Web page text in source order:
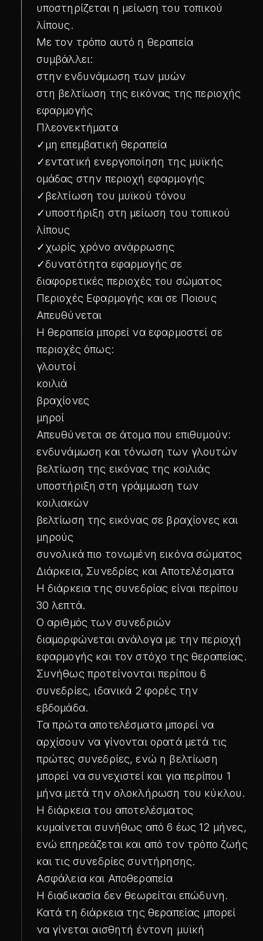
υποστηρίζεται η μείωση του τοπικού
λίπους.
Με τον τρόπο αυτό η θεραπεία
συμβάλλει:
στην ενδυνάμωση των μυών
στη βελτίωση της εικόνας της περιοχής
εφαρμογής
Πλεονεκτήματα
✓μη επεμβατική θεραπεία
✓εντατική ενεργοποίηση της μυϊκής
ομάδας στην περιοχή εφαρμογής
✓βελτίωση του μυϊκού τόνου
✓υποστήριξη στη μείωση του τοπικού
λίπους
✓χωρίς χρόνο ανάρρωσης
✓δυνατότητα εφαρμογής σε
διαφορετικές περιοχές του σώματος
Περιοχές Εφαρμογής και σε Ποιους
Απευθύνεται
Η θεραπεία μπορεί να εφαρμοστεί σε
περιοχές όπως:
γλουτοί
κοιλιά
βραχίονες
μηροί
Απευθύνεται σε άτομα που επιθυμούν:
ενδυνάμωση και τόνωση των γλουτών
βελτίωση της εικόνας της κοιλιάς
υποστήριξη στη γράμμωση των
κοιλιακών
βελτίωση της εικόνας σε βραχίονες και
μηρούς
συνολικά πιο τονωμένη εικόνα σώματος
Διάρκεια, Συνεδρίες και Αποτελέσματα
Η διάρκεια της συνεδρίας είναι περίπου
30 λεπτά.
Ο αριθμός των συνεδριών
διαμορφώνεται ανάλογα με την περιοχή
εφαρμογής και τον στόχο της θεραπείας.
Συνήθως προτείνονται περίπου 6
συνεδρίες, ιδανικά 2 φορές την
εβδομάδα.
Τα πρώτα αποτελέσματα μπορεί να
αρχίσουν να γίνονται ορατά μετά τις
πρώτες συνεδρίες, ενώ η βελτίωση
μπορεί να συνεχιστεί και για περίπου 1
μήνα μετά την ολοκλήρωση του κύκλου.
Η διάρκεια του αποτελέσματος
κυμαίνεται συνήθως από 6 έως 12 μήνες,
ενώ επηρεάζεται και από τον τρόπο ζωής
και τις συνεδρίες συντήρησης.
Ασφάλεια και Αποθεραπεία
Η διαδικασία δεν θεωρείται επώδυνη.
Κατά τη διάρκεια της θεραπείας μπορεί
να γίνεται αισθητή έντονη μυϊκή